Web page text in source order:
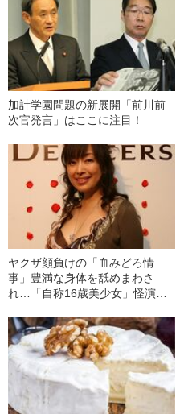
加計学園問題の新展開「前川前
次官発言」はここに注目！
ヤクザ顔負けの「血みどろ情
事」豊満な身体を舐めまわさ
れ…「自称16歳美少女」怪演
ぎる“熟れ方”